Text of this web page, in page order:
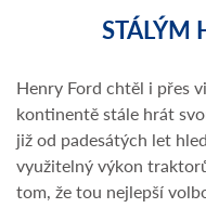
STÁLÝM
Henry Ford chtěl i přes
kontinentě stále hrát
již od padesátých let
využitelný výkon
tom, že tou nejlepší